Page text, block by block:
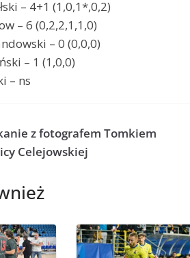
– 4+1 (1,0,1*,0,2)
– 6 (0,2,2,1,1,0)
– 0 (0,0,0)
– 1 (1,0,0)
– ns
z fotografem Tomkiem
Celejowskiej